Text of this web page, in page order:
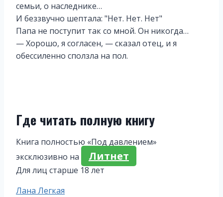
семьи, о наследнике…
И беззвучно шептала: "Нет. Нет. Нет"
Папа не поступит так со мной. Он никогда…
— Хорошо, я согласен, — сказал отец, и я
обессиленно сползла на пол.
Где читать полную книгу
Книга полностью «Под давлением»
эксклюзивно на
Литнет
Для лиц старше 18 лет
Метки
Лана Легкая